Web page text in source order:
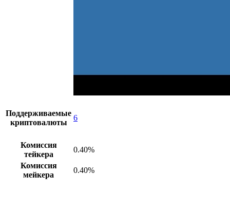
Поддерживаемые
криптовалюты
6
Комиссия
тейкера
0.40%
Комиссия
мейкера
0.40%